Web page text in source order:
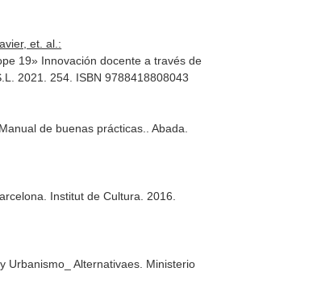
et. al.:
19» Innovación docente a través de
2021. 254. ISBN 9788418808043
de buenas prácticas.
. Abada.
Institut de Cultura. 2016.
Urbanismo_ Alternativaes . Ministerio